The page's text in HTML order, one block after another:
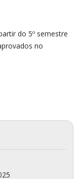
do 5º semestre
no